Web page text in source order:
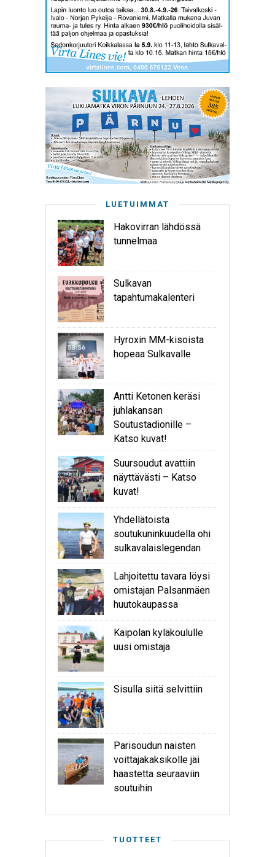
LUETUIMMAT
Hakovirran lähdössä
tunnelmaa
Sulkavan
tapahtumakalenteri
Hyroxin MM-kisoista
hopeaa Sulkavalle
Antti Ketonen keräsi
juhlakansan
Soutustadionille –
Katso kuvat!
Suursoudut avattiin
näyttävästi – Katso
kuvat!
Yhdellätoista
soutukuninkuudella ohi
sulkavalaislegendan
Lahjoitettu tavara löysi
omistajan Palsanmäen
huutokaupassa
Kaipolan kyläkoululle
uusi omistaja
Sisulla siitä selvittiin
Parisoudun naisten
voittajakaksikolle jäi
haastetta seuraaviin
soutuihin
TUOTTEET